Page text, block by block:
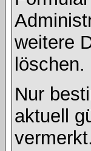
weitere
löschen.
Nur
aktuell
vermerkt.